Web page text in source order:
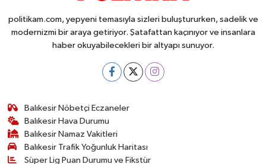
politikam.com, yepyeni temasıyla sizleri buluştururken, sadelik ve
modernizmi bir araya getiriyor. Şatafattan kaçınıyor ve insanlara
haber okuyabilecekleri bir altyapı sunuyor.
Balıkesir Nöbetçi Eczaneler
Balıkesir Hava Durumu
Balıkesir Namaz Vakitleri
Balıkesir Trafik Yoğunluk Haritası
Süper Lig Puan Durumu ve Fikstür